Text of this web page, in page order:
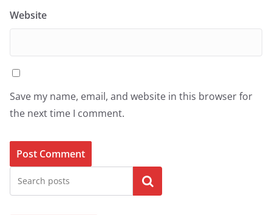
Website
Save my name, email, and website in this browser for
the next time I comment.
Search